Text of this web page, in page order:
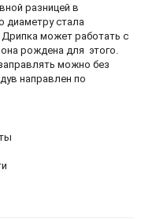
разницей в
диаметру стала
может работать с
рождена для этого.
можно без
направлен по